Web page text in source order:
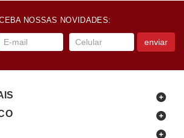
NOSSAS NOVIDADES:
enviar